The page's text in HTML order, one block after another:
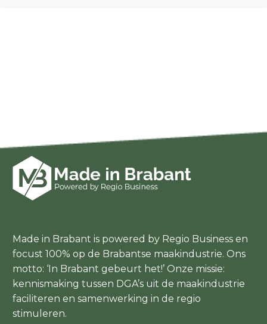
Made in Brabant is powered by Regio Business en
focust 100% op de Brabantse maakindustrie. Ons
motto: ‘In Brabant gebeurt het!’ Onze missie:
kennismaking tussen DGA’s uit de maakindustrie
faciliteren en samenwerking in de regio
stimuleren.